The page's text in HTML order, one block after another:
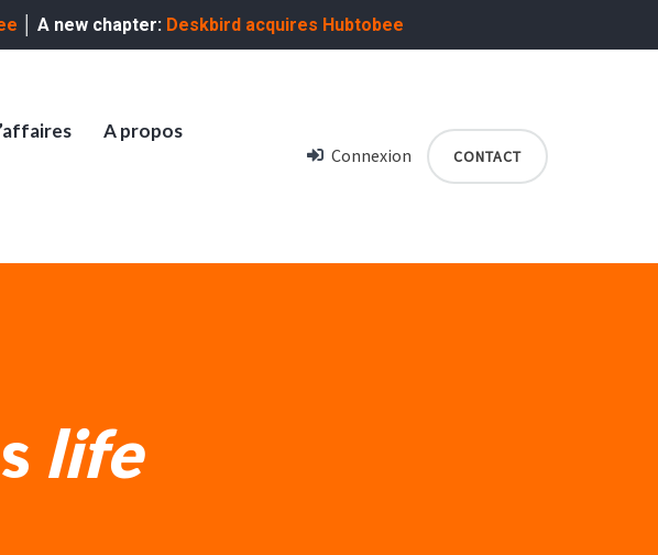
│ A new chapter: Deskbird acquires Hubtobee
A propos
Connexion CONTACT
life